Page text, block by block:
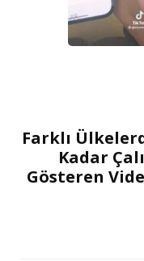
Farklı
Kadar
Gösteren